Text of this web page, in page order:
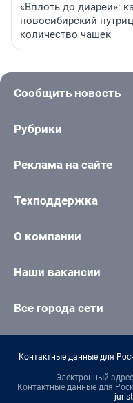
«Вплоть до диареи»:
новосибирский
количество чашек
Сообщить новость
Рубрики
Реклама на сайте
Техподдержка
О компании
Наши вакансии
Все города сети
Контактные данные для
Электронный
Контактные данные для